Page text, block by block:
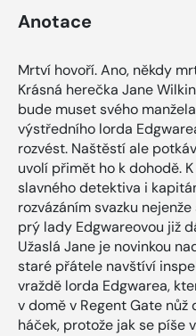
Anotace
Mrtví hovoří. Ano, někdy
Krásná herečka Jane
bude muset svého
výstředního lorda
rozvést. Naštěstí ale
uvolí přimět ho k dohodě.
slavného detektiva i
rozvázáním svazku
prý lady Edgwareovou již
Užaslá Jane je novinkou
staré přátele navštíví
vraždě lorda Edgwarea,
v domě v Regent Gate nůž
háček, protože jak se píše